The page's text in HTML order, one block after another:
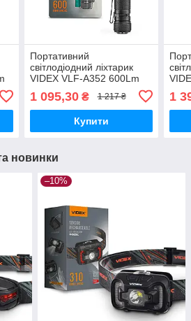
Портативний
світлодіодний ліхтарик
VIDEX VLF-A352 600Lm
1 095,30₴ 1 217 ₴
Купити
1
новинки
–10%